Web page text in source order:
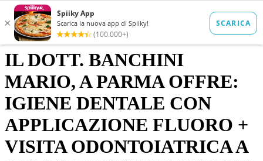
IL DOTT. BANCHINI
MARIO, A PARMA OFFRE:
IGIENE DENTALE CON
APPLICAZIONE FLUORO +
VISITA ODONTOIATRICA A